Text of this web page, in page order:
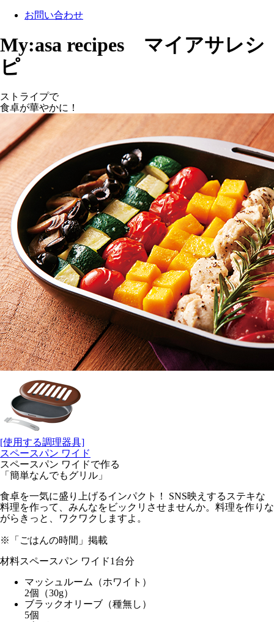
お問い合わせ
My:asa recipes マイアサレシ
ピ
ストライプで
食卓が華やかに！
[使用する調理器具]
スペースパン ワイド
スペースパン ワイドで作る
「簡単なんでもグリル」
食卓を一気に盛り上げるインパクト！ SNS映えするステキな
料理を作って、みんなをビックリさせませんか。料理を作りな
がらきっと、ワクワクしますよ。
※「ごはんの時間」掲載
材料スペースパン ワイド1台分
マッシュルーム（ホワイト）
2個（30g）
ブラックオリーブ（種無し）
5個